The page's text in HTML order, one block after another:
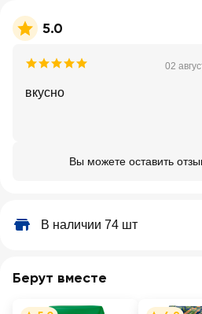
5.0
02
вкусно
Вы можете оставить
В наличии 74 шт
Берут вместе